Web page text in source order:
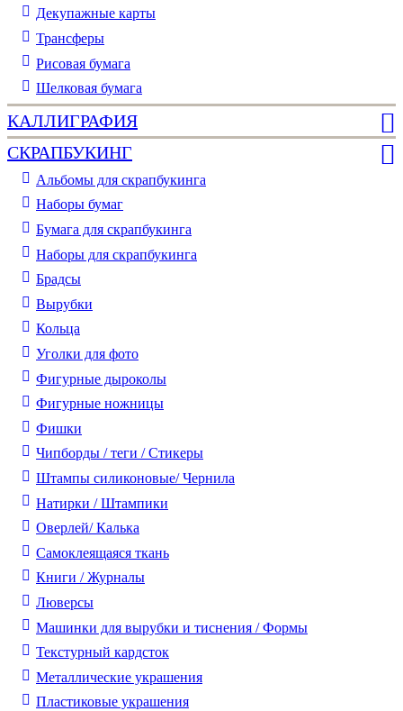
Декупажные карты
Трансферы
Рисовая бумага
Шелковая бумага
КАЛЛИГРАФИЯ
СКРАПБУКИНГ
Альбомы для скрапбукинга
Наборы бумаг
Бумага для скрапбукинга
Наборы для скрапбукинга
Брадсы
Вырубки
Кольца
Уголки для фото
Фигурные дыроколы
Фигурные ножницы
Фишки
Чипборды / теги / Стикеры
Штампы силиконовые/ Чернила
Натирки / Штампики
Оверлей/ Калька
Самоклеящаяся ткань
Книги / Журналы
Люверсы
Машинки для вырубки и тиснения / Формы
Текстурный кардсток
Металлические украшения
Пластиковые украшения